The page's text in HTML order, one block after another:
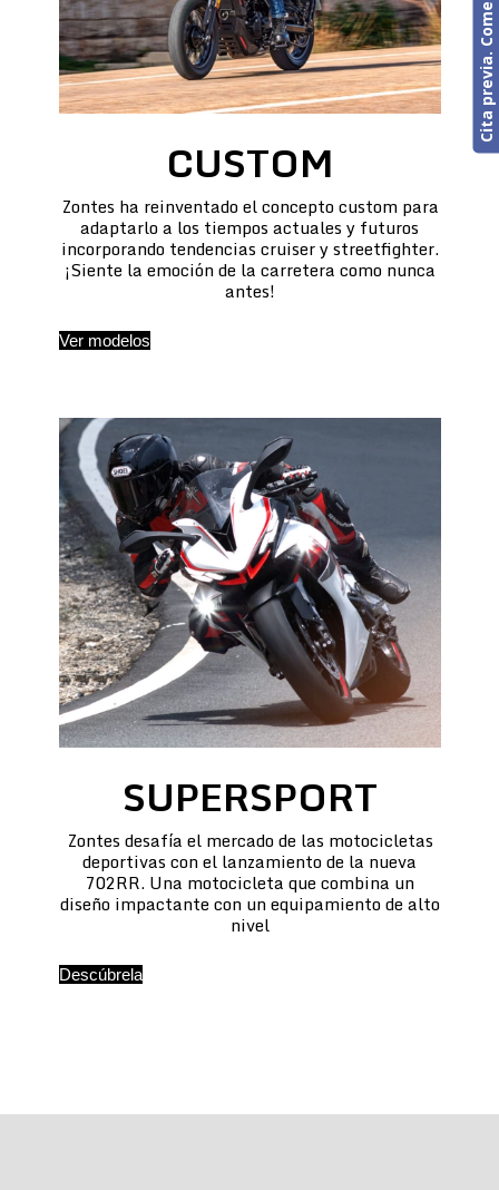
CUSTOM
Zontes ha reinventado el concepto custom para
adaptarlo a los tiempos actuales y futuros
incorporando tendencias cruiser y streetfighter.
¡Siente la emoción de la carretera como nunca
antes!
Ver modelos
SUPERSPORT
Zontes desafía el mercado de las motocicletas
deportivas con el lanzamiento de la nueva
702RR. Una motocicleta que combina un
diseño impactante con un equipamiento de alto
nivel
Descúbrela